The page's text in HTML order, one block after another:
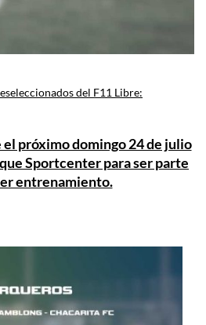
del F11 Libre:
próximo domingo 24 de julio
Sportcenter para ser parte
entrenamiento.